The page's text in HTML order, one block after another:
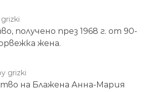
получено през 1968 г. от 90-
жена.
grizki
на Блажена Анна-Мария